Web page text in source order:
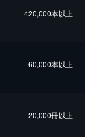
420,000本以上
60,000本以上
20,000冊以上